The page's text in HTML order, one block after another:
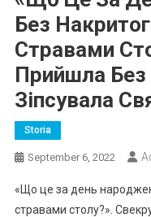
Без
Стравами
Прийшла Без
Зіпсувала
Storia
September 6, 2022
«Що це за день
стравами столу?».